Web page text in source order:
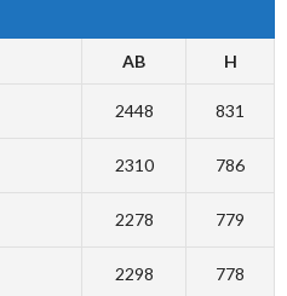
AB H
2448 831
2310 786
2278 779
2298 778